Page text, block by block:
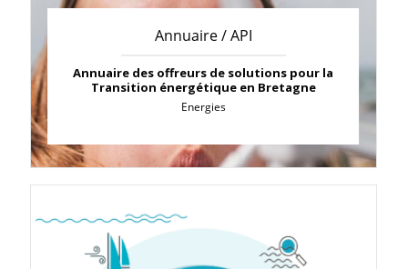
Annuaire / API
Annuaire des offreurs de solutions pour la
Transition énergétique en Bretagne
Energies